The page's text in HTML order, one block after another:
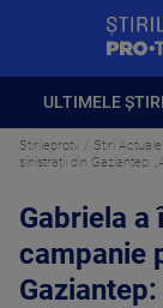
ULTIMELE ȘTIRI
Stirileprotv Știri Actuale
sinistrații din Gaziantep:
Gabriela
campanie